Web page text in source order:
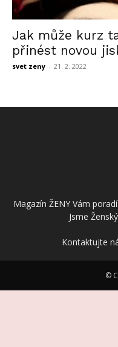
Jak může kurz
přinést novou
svet zeny - 21. 2. 2022
Magazín ŽENY Vám
Jsme
Kontaktujte
©